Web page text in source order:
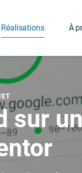
Assistance et
Support
Mises à
Réalisations À
sur